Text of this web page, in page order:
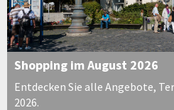
Shopping im August 2026
Entdecken Sie alle Angebote,
2026.